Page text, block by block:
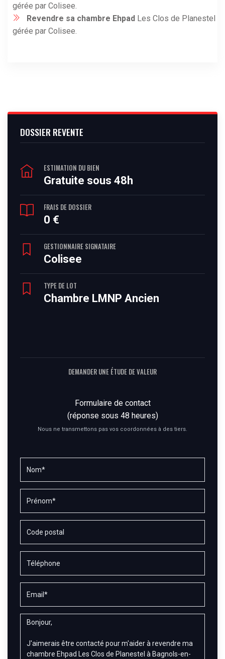
gérée par Colisee.
Revendre sa chambre Ehpad Les Clos de Planestel
gérée par Colisee.
DOSSIER REVENTE
ESTIMATION DU BIEN
Gratuite sous 48h
FRAIS DE DOSSIER
0 €
GESTIONNAIRE SIGNATAIRE
Colisee
TYPE DE LOT
Chambre LMNP Ancien
DEMANDER UNE ÉTUDE DE VALEUR
Formulaire de contact
(réponse sous 48 heures)
Nous ne transmettons pas vos coordonnées à des tiers.